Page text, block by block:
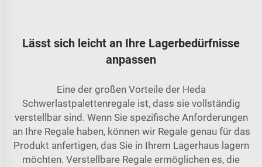
Lässt sich leicht an Ihre Lagerbedürfnisse
anpassen
Eine der großen Vorteile der Heda
Schwerlastpalettenregale ist, dass sie vollständig
verstellbar sind. Wenn Sie spezifische Anforderungen
an Ihre Regale haben, können wir Regale genau für das
Produkt anfertigen, das Sie in Ihrem Lagerhaus lagern
möchten. Verstellbare Regale ermöglichen es, die